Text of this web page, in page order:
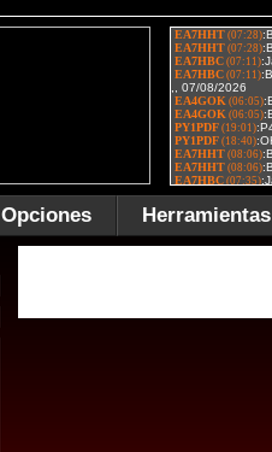
Opciones Herramientas